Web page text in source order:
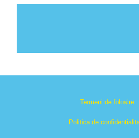
Termeni de folosire
Politica de